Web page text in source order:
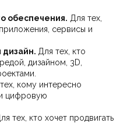
обеспечения. Для тех,
сервисы и
Для тех, кто
дизайном, 3D,
кому интересно
цифровую
тех, кто хочет продвигать